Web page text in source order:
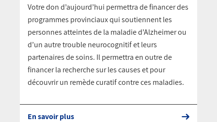
Votre don d’aujourd’hui permettra de financer des
programmes provinciaux qui soutiennent les
personnes atteintes de la maladie d’Alzheimer ou
d’un autre trouble neurocognitif et leurs
partenaires de soins. Il permettra en outre de
financer la recherche sur les causes et pour
découvrir un remède curatif contre ces maladies.
En savoir plus